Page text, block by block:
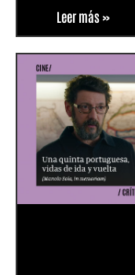
Leer más »